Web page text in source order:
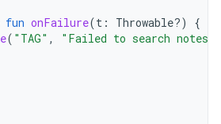
fun onFailure(t : Throwable?)
{
e( "TAG" ,
"Failed to search notes